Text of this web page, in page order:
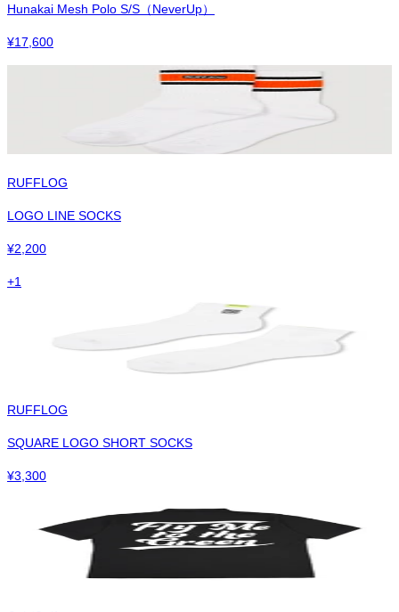
Hunakai Mesh Polo S/S（NeverUp）
¥17,600
RUFFLOG
LOGO LINE SOCKS
¥2,200
+1
RUFFLOG
SQUARE LOGO SHORT SOCKS
¥3,300